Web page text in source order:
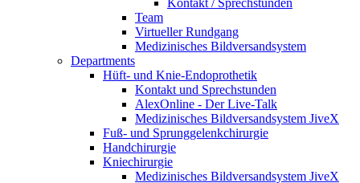
Kontakt / Sprechstunden
Team
Virtueller Rundgang
Medizinisches Bildversandsystem
Departments
Hüft- und Knie-Endoprothetik
Kontakt und Sprechstunden
AlexOnline - Der Live-Talk
Medizinisches Bildversandsystem JiveX
Fuß- und Sprunggelenkchirurgie
Handchirurgie
Kniechirurgie
Medizinisches Bildversandsystem JiveX